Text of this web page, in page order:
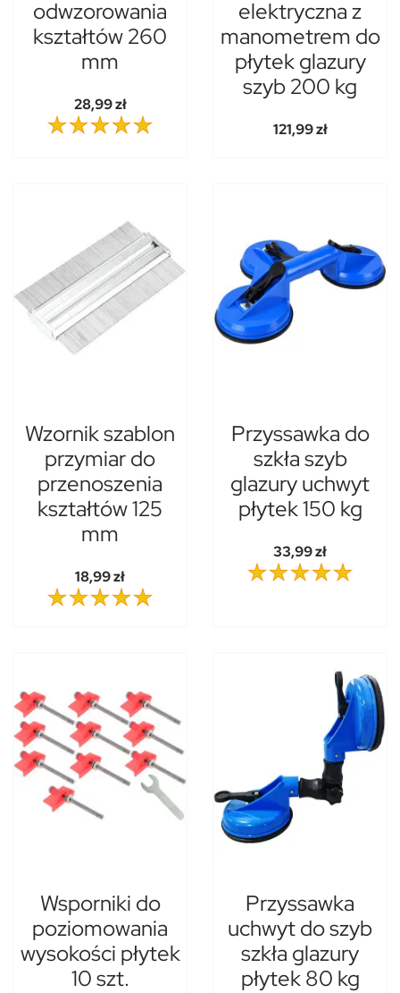
odwzorowania
kształtów 260
mm
28,99 zł
elektryczna z
manometrem do
płytek glazury
szyb 200 kg
121,99 zł
Wzornik szablon
przymiar do
przenoszenia
kształtów 125
mm
18,99 zł
Przyssawka do
szkła szyb
glazury uchwyt
płytek 150 kg
33,99 zł
Wsporniki do
poziomowania
wysokości płytek
10 szt.
Przyssawka
uchwyt do szyb
szkła glazury
płytek 80 kg